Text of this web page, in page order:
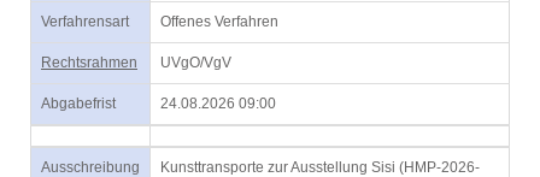
Verfahrensart Offenes Verfahren
Rechtsrahmen UVgO/VgV
Abgabefrist 24.08.2026 09:00
Ausschreibung
Kunsttransporte zur Ausstellung Sisi (HMP-2026-